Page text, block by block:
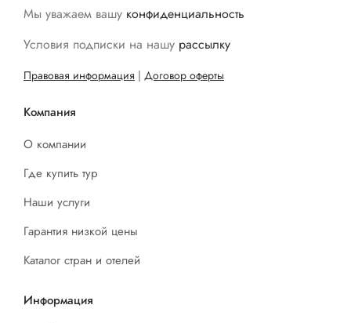
Мы уважаем вашу конфиденциальность
Условия подписки на нашу рассылку
Правовая информация | Договор оферты
Компания
О компании
Где купить тур
Наши услуги
Гарантия низкой цены
Каталог стран и отелей
Информация